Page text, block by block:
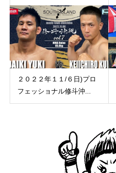
２０２２年１１/６日)プロ
フェッショナル修斗沖...